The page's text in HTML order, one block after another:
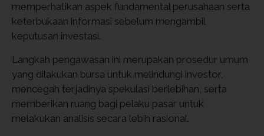
memperhatikan aspek fundamental perusahaan serta
keterbukaan informasi sebelum mengambil
keputusan investasi.
Langkah pengawasan ini merupakan prosedur umum
yang dilakukan bursa untuk melindungi investor,
mencegah terjadinya spekulasi berlebihan, serta
memberikan ruang bagi pelaku pasar untuk
melakukan analisis secara lebih rasional.